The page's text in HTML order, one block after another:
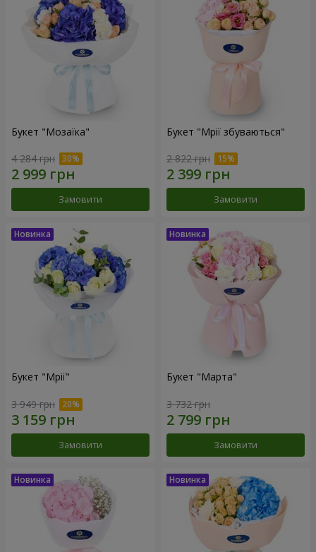
Букет "Мозаїка"
4 284 грн
Замовити
Букет "Мрії збуваються"
2 822 грн
Замовити
Букет "Мрії"
3 949 грн
Замовити
Букет "Марта"
3 732 грн
Замовити